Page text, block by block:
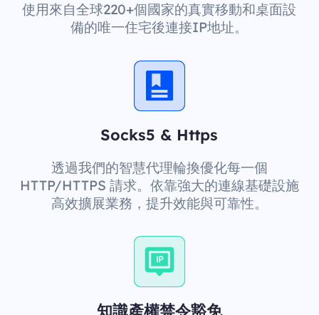
使用來自全球220+個國家的真實移動和桌面設
備的唯一住宅後連接IP地址。
Socks5 & Https
透過我們的智慧代理輪換優化每一個
HTTP/HTTPS 請求。依靠強大的連線基礎設施
高效擴展業務，提升效能與可靠性。
知識產權禁令豁免